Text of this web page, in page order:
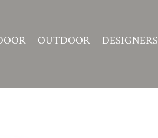
OUTDOOR DESIGNERS